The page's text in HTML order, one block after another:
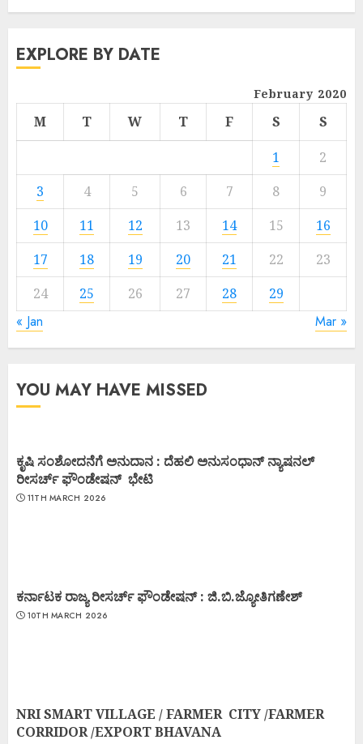
EXPLORE BY DATE
February 2020
M T W T F S
S
1
2
3
4 5 6 7 8
9
10
11 12 13 14 15
16
17
18 19 20 21 22
23
24
25 26 27 28 29
« Jan Mar »
YOU MAY HAVE MISSED
ಕೃಷಿ ಸಂಶೋದನೆಗೆ ಅನುದಾನ : ದೆಹಲಿ ಅನುಸಂಧಾನ್ ನ್ಯಾಷನಲ್
ರೀಸರ್ಚ್ ಫೌಂಡೇಷನ್ ಭೇಟಿ
11TH MARCH 2026
ಕರ್ನಾಟಕ ರಾಜ್ಯ ರೀಸರ್ಚ್ ಫೌಂಡೇಷನ್ : ಜಿ.ಬಿ.ಜ್ಯೋತಿಗಣೇಶ್
10TH MARCH 2026
NRI SMART VILLAGE / FARMER CITY /FARMER
CORRIDOR /EXPORT BHAVANA